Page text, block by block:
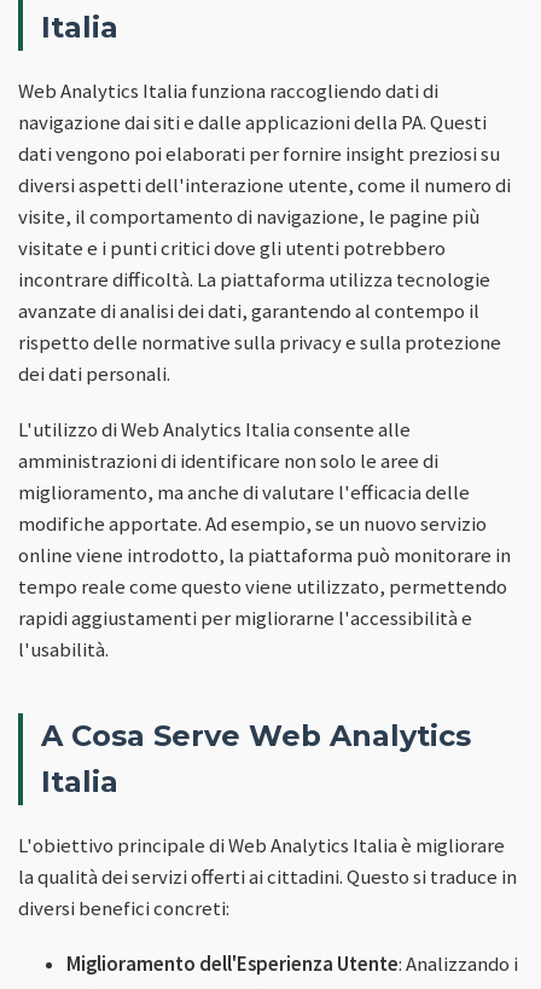
Italia
Web Analytics Italia funziona raccogliendo dati di
navigazione dai siti e dalle applicazioni della PA. Questi
dati vengono poi elaborati per fornire insight preziosi su
diversi aspetti dell'interazione utente, come il numero di
visite, il comportamento di navigazione, le pagine più
visitate e i punti critici dove gli utenti potrebbero
incontrare difficoltà. La piattaforma utilizza tecnologie
avanzate di analisi dei dati, garantendo al contempo il
rispetto delle normative sulla privacy e sulla protezione
dei dati personali.
L'utilizzo di Web Analytics Italia consente alle
amministrazioni di identificare non solo le aree di
miglioramento, ma anche di valutare l'efficacia delle
modifiche apportate. Ad esempio, se un nuovo servizio
online viene introdotto, la piattaforma può monitorare in
tempo reale come questo viene utilizzato, permettendo
rapidi aggiustamenti per migliorarne l'accessibilità e
l'usabilità.
A Cosa Serve Web Analytics
Italia
L'obiettivo principale di Web Analytics Italia è migliorare
la qualità dei servizi offerti ai cittadini. Questo si traduce in
diversi benefici concreti:
Miglioramento dell'Esperienza Utente: Analizzando i